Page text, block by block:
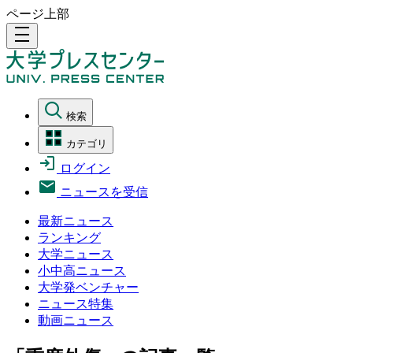
ページ上部
density_medium
検索
カテゴリ
ログイン
ニュースを受信
最新ニュース
ランキング
大学ニュース
小中高ニュース
大学発ベンチャー
ニュース特集
動画ニュース